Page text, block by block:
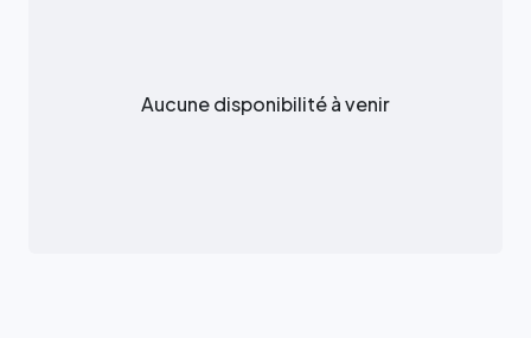
Aucune disponibilité à venir